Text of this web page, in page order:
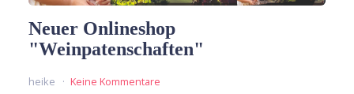
Neuer Onlineshop
"Weinpatenschaften"
heike Keine Kommentare